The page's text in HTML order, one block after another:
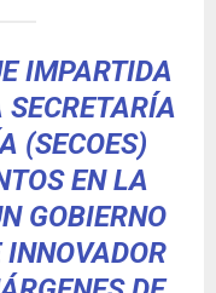
IMPARTIDA
(SECOES)
EN LA
GOBIERNO